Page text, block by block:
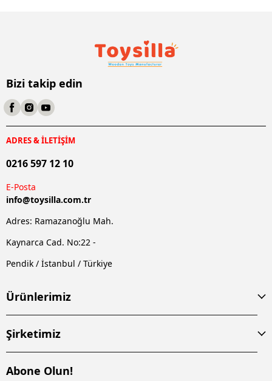
Bizi takip edin
ADRES & İLETİŞİM
0216 597 12 10
E-Posta
info@toysilla.com.tr
Adres: Ramazanoğlu Mah.
Kaynarca Cad. No:22 -
Pendik / İstanbul / Türkiye
Ürünlerimiz
Şirketimiz
Abone Olun!